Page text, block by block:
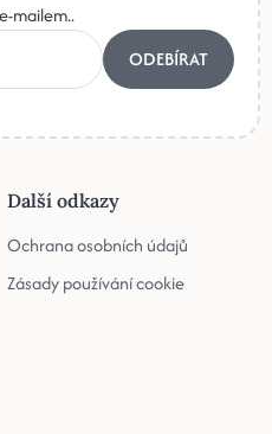
mailem..
ODEBÍRAT
Další odkazy
Ochrana osobních údajů
Zásady používání cookie